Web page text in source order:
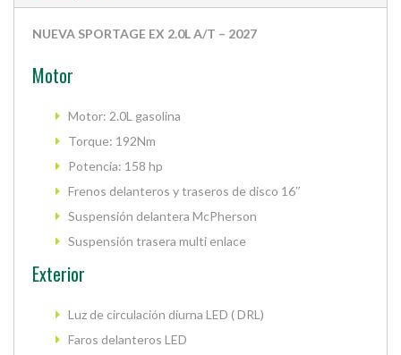
NUEVA SPORTAGE EX 2.0L A/T – 2027
Motor
Motor: 2.0L gasolina
Torque: 192Nm
Potencia: 158 hp
Frenos delanteros y traseros de disco 16″
Suspensión delantera McPherson
Suspensión trasera multi enlace
Exterior
Luz de circulación diurna LED ( DRL)
Faros delanteros LED